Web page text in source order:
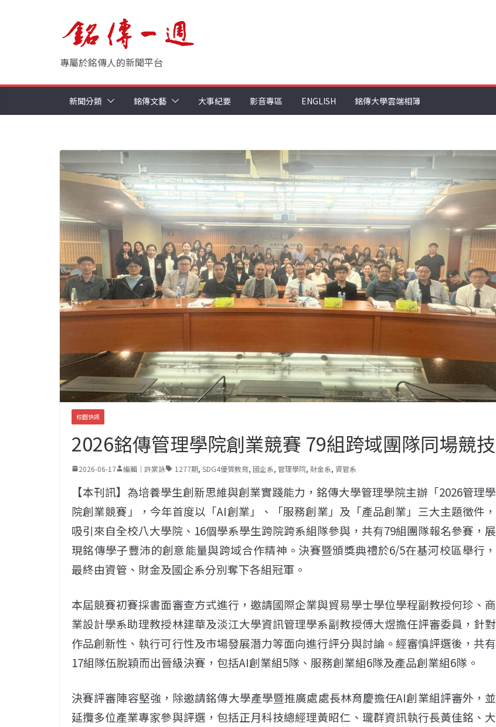
專屬於銘傳人的新聞平台
新聞分類 銘傳文藝 大事紀要 影音專區 ENGLISH 銘傳大學雲端相簿
校園快訊
2026銘傳管理學院創業競賽 79組跨域團隊同場競技
2026-06-17 編輯｜許棠詠 1277期, SDG4優質教育, 國企系, 管理學院, 財金系, 資管系
【本刊訊】為培養學生創新思維與創業實踐能力，銘傳大學管理學院主辦「2026管理學
院創業競賽」，今年首度以「AI創業」、「服務創業」及「產品創業」三大主題徵件，
吸引來自全校八大學院、16個學系學生跨院跨系組隊參與，共有79組團隊報名參賽，展
現銘傳學子豐沛的創意能量與跨域合作精神。決賽暨頒獎典禮於6/5在基河校區舉行，
最終由資管、財金及國企系分別奪下各組冠軍。
本屆競賽初賽採書面審查方式進行，邀請國際企業與貿易學士學位學程副教授何珍、商
業設計學系助理教授林建華及淡江大學資訊管理學系副教授傅大煜擔任評審委員，針對
作品創新性、執行可行性及市場發展潛力等面向進行評分與討論。經審慎評選後，共有
17組隊伍脫穎而出晉級決賽，包括AI創業組5隊、服務創業組6隊及產品創業組6隊。
決賽評審陣容堅強，除邀請銘傳大學產學暨推廣處處長林育慶擔任AI創業組評審外，並
延攬多位產業專家參與評選，包括正月科技總經理黃昭仁、瓏群資訊執行長黃佳銘、大